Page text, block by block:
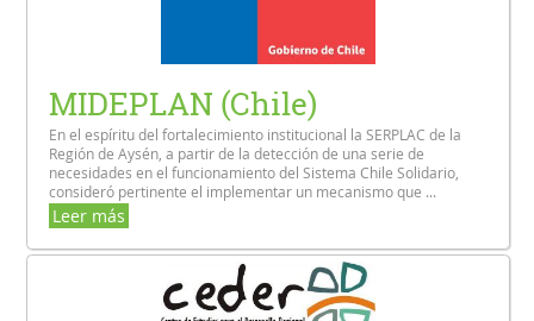
MIDEPLAN (Chile)
En el espíritu del fortalecimiento institucional la SERPLAC de la
Región de Aysén, a partir de la detección de una serie de
necesidades en el funcionamiento del Sistema Chile Solidario,
consideró pertinente el implementar un mecanismo que ...
Leer más